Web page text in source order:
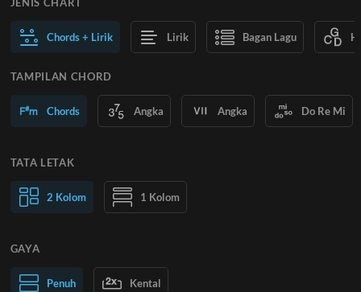
JENIS CHART
Chords + Lirik Lirik Bagan Lagu
TAMPILAN CHORD
Chords Angka Angka Do Re Mi
TATA LETAK
2 Kolom 1 Kolom
Teks Normal Teks Besar
GAYA
Penuh Kental